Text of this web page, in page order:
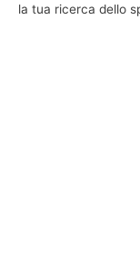
la tua ricerca dello